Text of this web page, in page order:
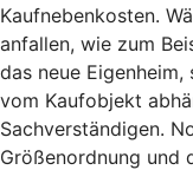
Kaufnebenkosten.
anfallen, wie zum
das neue
vom Kaufobjekt
Sachverständigen.
Größenordnung und